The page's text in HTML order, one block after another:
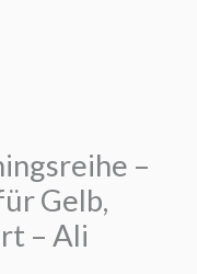
–
Gelb,
– Ali